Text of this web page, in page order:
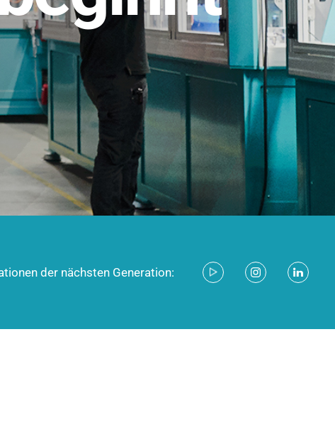
für industrielle Anwendungen –
zukunftsfähig.
der nächsten Generation: